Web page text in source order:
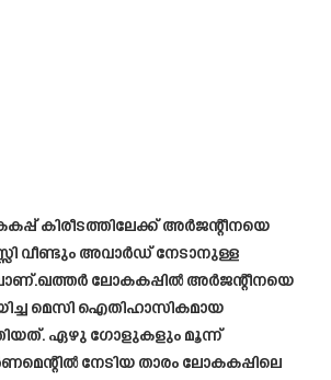
കിരീടത്തിലേക്ക് അർജന്റീനയെ
വീണ്ടും അവാർഡ് നേടാനുള്ള
ലോകകപ്പിൽ അർജന്റീനയെ
മെസി ഐതിഹാസികമായ
ഏഴു ഗോളുകളും മൂന്ന്
നേടിയ താരം ലോകകപ്പിലെ